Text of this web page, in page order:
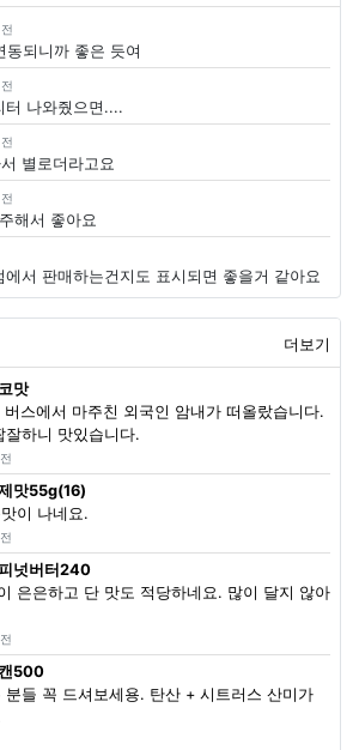
동되니까 좋은 듯여
터 나와줬으면....
별로더라고요
해서 좋아요
서 판매하는건지도 표시되면 좋을거 같아요
더보기
맛
스에서 마주친 외국인 암내가 떠올랐습니다.
잘하니 맛있습니다.
맛55g(16)
이 나네요.
넛버터240
은은하고 단 맛도 적당하네요. 많이 달지 않아
500
분들 꼭 드셔보세용. 탄산 + 시트러스 산미가